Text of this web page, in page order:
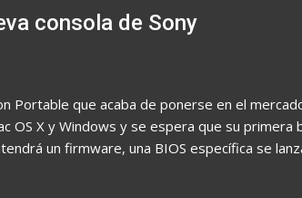
consola de Sony
Portable que acaba de ponerse en el
OS X y Windows y se espera que su primera
un firmware, una BIOS específica se